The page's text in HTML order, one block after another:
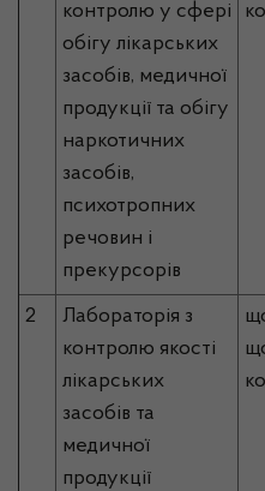
контролю у сфері
обігу лікарських
засобів, медичної
продукції та обігу
наркотичних
засобів,
психотропних
речовин і
прекурсорів
2
Лабораторія з
контролю якості
лікарських
засобів та
медичної
продукції